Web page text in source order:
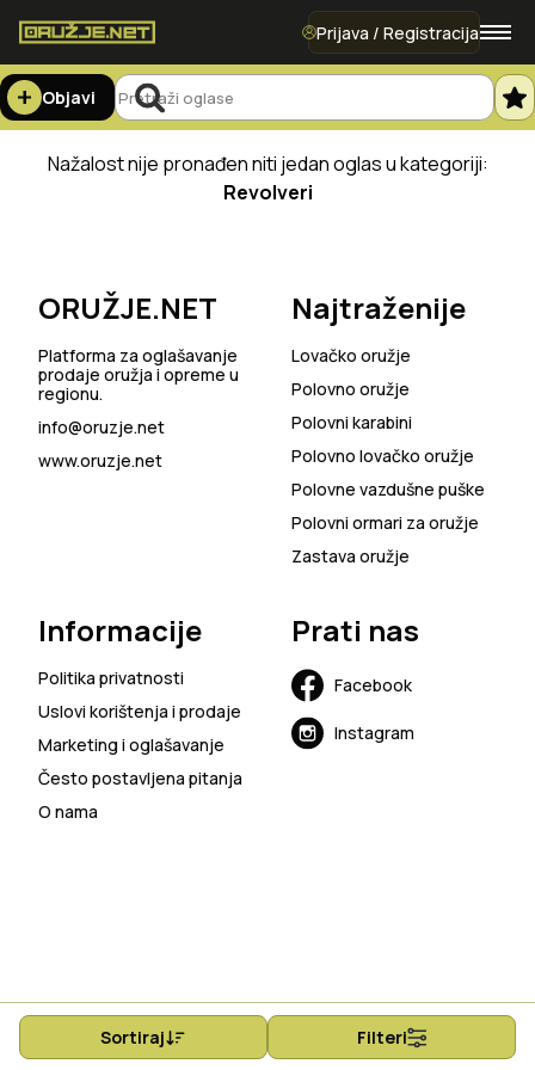
Prijava / Registracija
Objavi
Nažalost nije pronađen niti jedan oglas u kategoriji:
Revolveri
Sortiraj Filteri
ORUŽJE.NET
Platforma za oglašavanje
prodaje oružja i opreme u
regionu.
info@oruzje.net
www.oruzje.net
Najtraženije
Lovačko oružje
Polovno oružje
Polovni karabini
Polovno lovačko oružje
Polovne vazdušne puške
Polovni ormari za oružje
Zastava oružje
Informacije
Politika privatnosti
Uslovi korištenja i prodaje
Marketing i oglašavanje
Često postavljena pitanja
O nama
Prati nas
Facebook
Instagram